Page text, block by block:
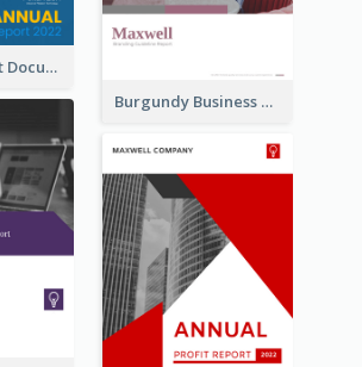
Annual Report Documents Reports
Burgundy Business Reports